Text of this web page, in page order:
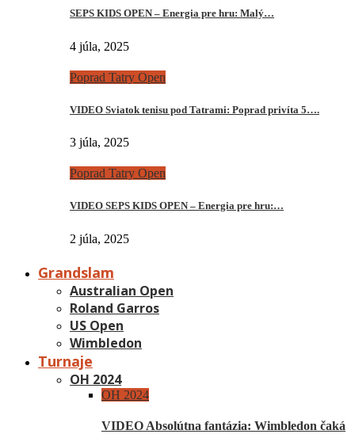
SEPS KIDS OPEN – Energia pre hru: Malý…
4 júla, 2025
Poprad Tatry Open
VIDEO Sviatok tenisu pod Tatrami: Poprad privíta 5….
3 júla, 2025
Poprad Tatry Open
VIDEO SEPS KIDS OPEN – Energia pre hru:…
2 júla, 2025
Grandslam
Australian Open
Roland Garros
US Open
Wimbledon
Turnaje
OH 2024
OH 2024
VIDEO Absolútna fantázia: Wimbledon čaká